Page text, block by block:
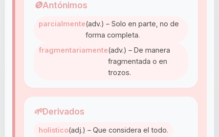
🚫Antónimos
parcialmente(adv.) – Solo en parte, no de
forma completa.
fragmentariamente(adv.) – De manera
fragmentada o en
trozos.
🌱Derivados
holístico(adj.) – Que considera el todo.